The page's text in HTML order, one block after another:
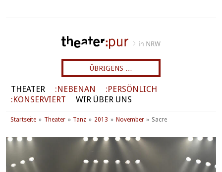
ÜBRIGENS …
THEATER NEBENAN
PERSÖNLICH
KONSERVIERT
WIR ÜBER UNS
Startseite Theater Tanz 2013 November Sacre